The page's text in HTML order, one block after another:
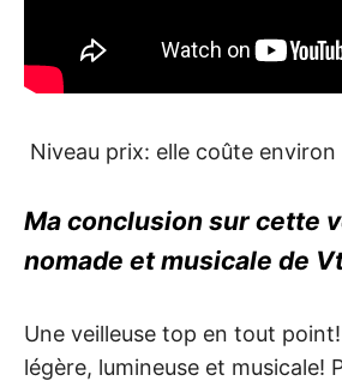
Niveau prix: elle coûte
Ma conclusion sur cette
nomade et musicale de
Une veilleuse top en tout
légère, lumineuse et musicale!